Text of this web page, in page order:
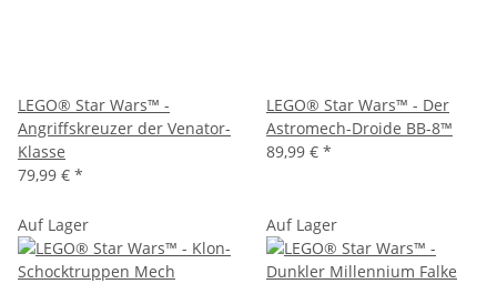
LEGO® Star Wars™ -
Angriffskreuzer der Venator-
Klasse
79,99 € *
LEGO® Star Wars™ - Der
Astromech-Droide BB-8™
89,99 € *
Auf Lager Auf Lager